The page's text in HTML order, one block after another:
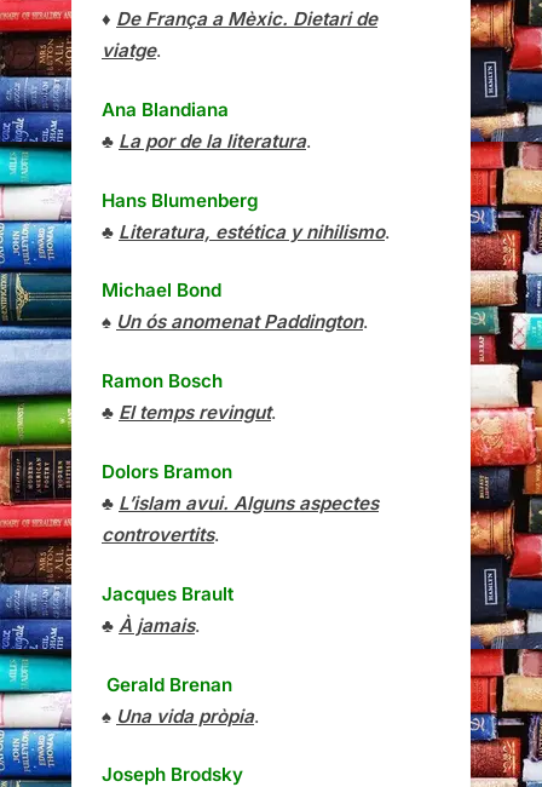
♦ De França a Mèxic. Dietari de
viatge.
Ana Blandiana
♣ La por de la literatura.
Hans Blumenberg
♣ Literatura, estética y nihilismo.
Michael Bond
♠ Un ós anomenat Paddington.
Ramon Bosch
♣ El temps revingut.
Dolors Bramon
♣ L’islam avui. Alguns aspectes
controvertits.
Jacques Brault
♣ À jamais.
Gerald Brenan
♠ Una vida pròpia.
Joseph Brodsky